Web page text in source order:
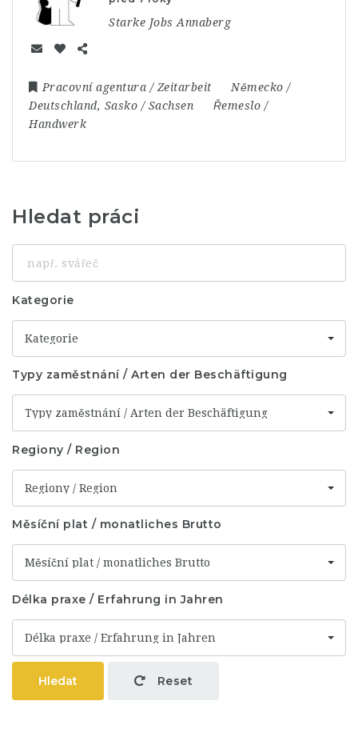
Starke Jobs Annaberg
Pracovní agentura / Zeitarbeit
Německo /
Deutschland, Sasko / Sachsen
Řemeslo /
Handwerk
Hledat práci
svářeč
Kategorie
Kategorie
Typy zaměstnání / Arten der Beschäftigung
Typy zaměstnání / Arten der Beschäftigung
Regiony / Region
Regiony / Region
Měsíční plat / monatliches Brutto
Měsíční plat / monatliches Brutto
Délka praxe / Erfahrung in Jahren
Délka praxe / Erfahrung in Jahren
Hledat Reset